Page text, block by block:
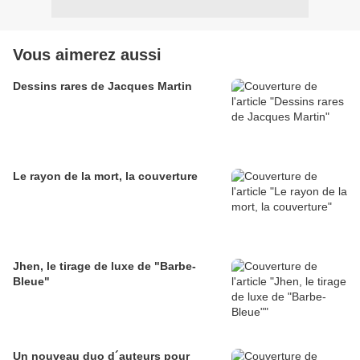
Vous aimerez aussi
Dessins rares de Jacques Martin
Le rayon de la mort, la couverture
Jhen, le tirage de luxe de "Barbe-
Bleue"
Un nouveau duo d´auteurs pour